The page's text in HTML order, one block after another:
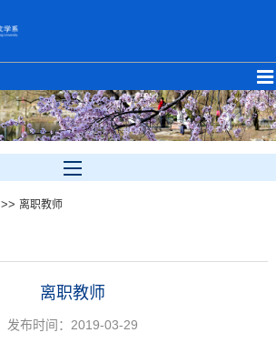
>> 离职教师
离职教师
发布时间：2019-03-29